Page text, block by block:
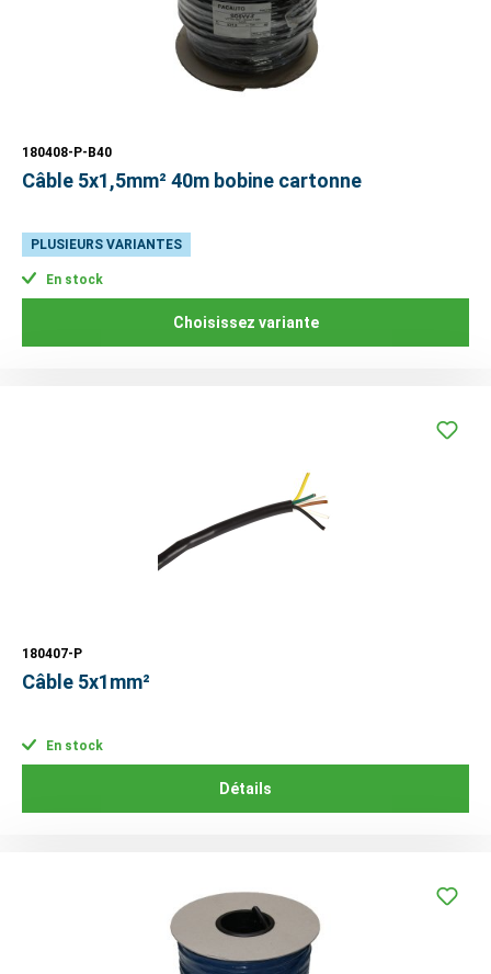
180408-P-B40
Câble 5x1,5mm² 40m bobine cartonne
PLUSIEURS VARIANTES
En stock
Choisissez variante
180407-P
Câble 5x1mm²
En stock
Détails